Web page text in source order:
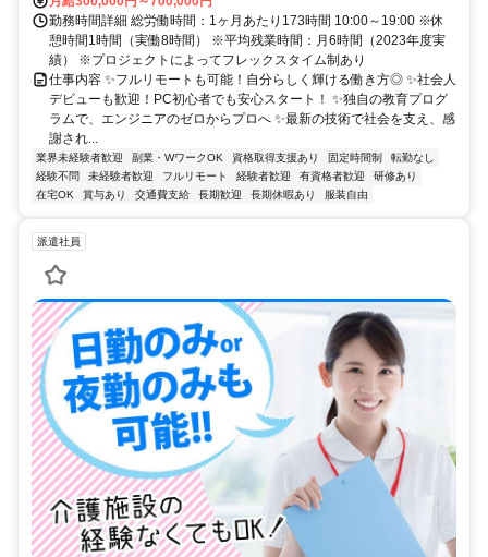
勤務時間詳細 総労働時間：1ヶ月あたり173時間 10:00～19:00 ※休
憩時間1時間（実働8時間） ※平均残業時間：月6時間（2023年度実
績） ※プロジェクトによってフレックスタイム制あり
仕事内容 ✨フルリモートも可能！自分らしく輝ける働き方◎ ✨社会人
デビューも歓迎！PC初心者でも安心スタート！ ✨独自の教育プログ
ラムで、エンジニアのゼロからプロへ ✨最新の技術で社会を支え、感
謝され...
業界未経験者歓迎 副業・WワークOK 資格取得支援あり 固定時間制
転勤なし
経験不問
未経験者歓迎 フルリモート 経験者歓迎 有資格者歓迎
研修あり
在宅OK
賞与あり 交通費支給 長期歓迎 長期休暇あり 服装自由
派遣社員